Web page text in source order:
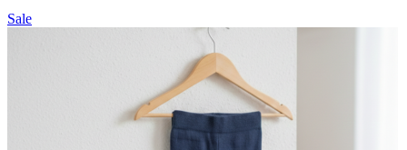
Sale